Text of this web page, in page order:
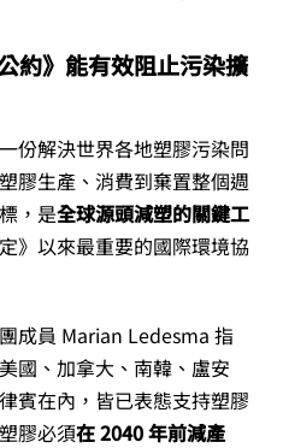
約》能有效阻止污染擴
份解決世界各地塑膠污染問
膠生產、消費到棄置整個週
，是全球源頭減塑的關鍵工
》以來最重要的國際環境協
成員 Marian Ledesma 指
國、加拿大、南韓、盧安
賓在內，皆已表態支持塑膠
膠必須在 2040 年前減產